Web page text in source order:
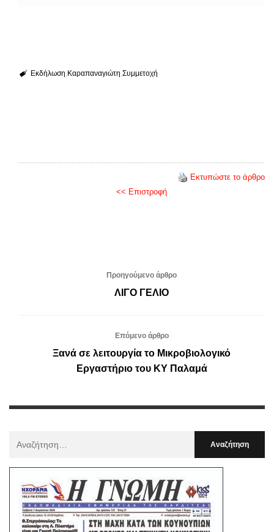
Εκδήλωση Καραπαναγιώτη Συμμετοχή
Εκτυπώστε το άρθρο
<< Επιστροφή
Προηγούμενο άρθρο
ΛΙΓΟ ΓΕΛΙΟ
Επόμενο άρθρο
Ξανά σε λειτουργία το Μικροβιολογικό
Εργαστήριο του ΚΥ Παλαμά
: